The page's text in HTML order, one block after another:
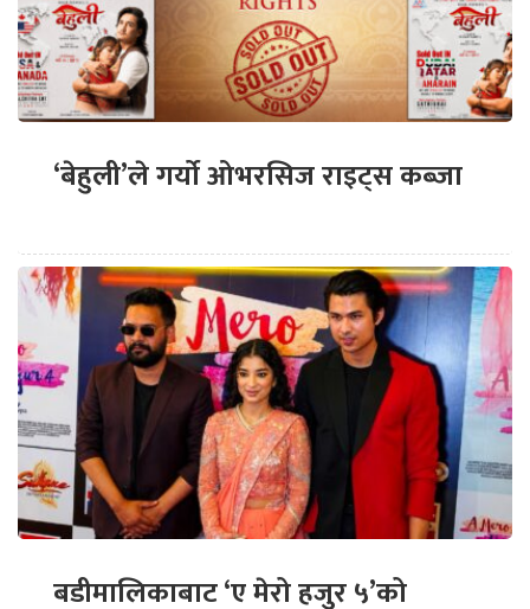
‘बेहुली’ले गर्यो ओभरसिज राइट्स कब्जा
बडीमालिकाबाट ‘ए मेरो हजुर ५’को